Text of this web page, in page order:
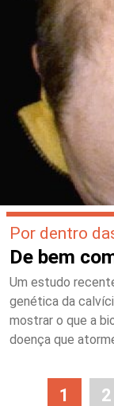
Por dentro
De bem
Um estudo
genética da
mostrar o que a
doença que
1 2